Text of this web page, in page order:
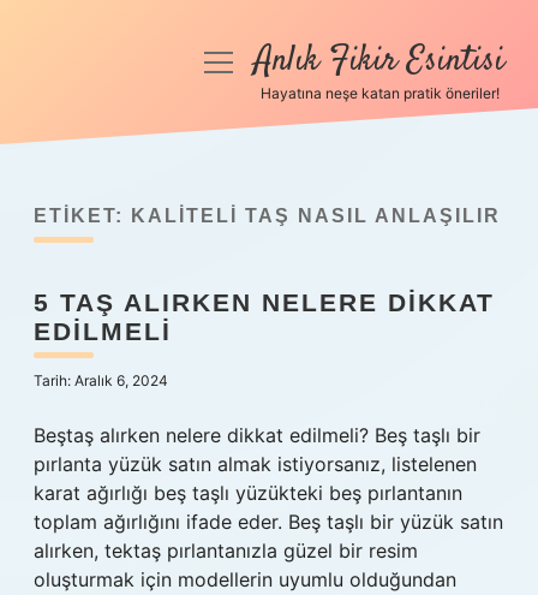
Anasayfa
Yasal Uyarı
Hakkımızda
menüyüAnlık Fikir Esintisi
Hayatına neşe katan pratik öneriler!
ETIKET: KALITELI TAŞ NASIL ANLAŞILIR
5 TAŞ ALIRKEN NELERE DIKKAT
EDILMELI
Tarih: Aralık 6, 2024
Beştaş alırken nelere dikkat edilmeli? Beş taşlı bir
pırlanta yüzük satın almak istiyorsanız, listelenen
karat ağırlığı beş taşlı yüzükteki beş pırlantanın
toplam ağırlığını ifade eder. Beş taşlı bir yüzük satın
alırken, tektaş pırlantanızla güzel bir resim
oluşturmak için modellerin uyumlu olduğundan